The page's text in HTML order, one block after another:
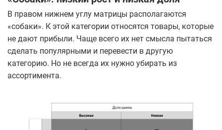
В правом нижнем углу матрицы располагаются
«собаки». К этой категории относятся товары, которые
не дают прибыли. Чаще всего их нет смысла пытаться
сделать популярными и перевести в другую
категорию. Но не всегда их нужно убирать из
ассортимента.